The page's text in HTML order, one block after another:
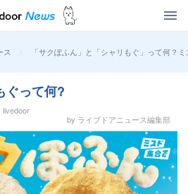
ス > 「サクぽふん」と「シャリもぐ」って何？
ぐって何?
livedoor
by ライブドアニュース編集部